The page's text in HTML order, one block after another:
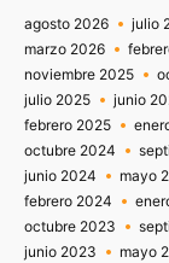
agosto 2026 julio
marzo 2026
noviembre 2025
julio 2025
junio
febrero 2025
octubre 2024
junio 2024
mayo
febrero 2024
octubre 2023
junio 2023
mayo